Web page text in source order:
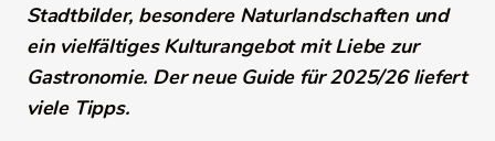
Stadtbilder, besondere Naturlandschaften und
ein vielfältiges Kulturangebot mit Liebe zur
Gastronomie. Der neue Guide für 2025/26 liefert
viele Tipps.